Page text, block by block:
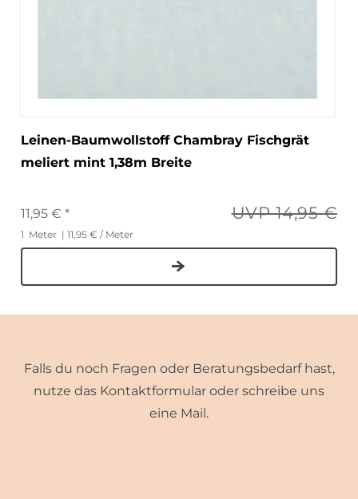
Leinen-Baumwollstoff Chambray Fischgrät
meliert mint 1,38m Breite
UVP 14,95 €
11,95 € *
1 Meter | 11,95 € / Meter
Falls du noch Fragen oder Beratungsbedarf hast,
nutze das Kontaktformular oder schreibe uns
eine Mail.